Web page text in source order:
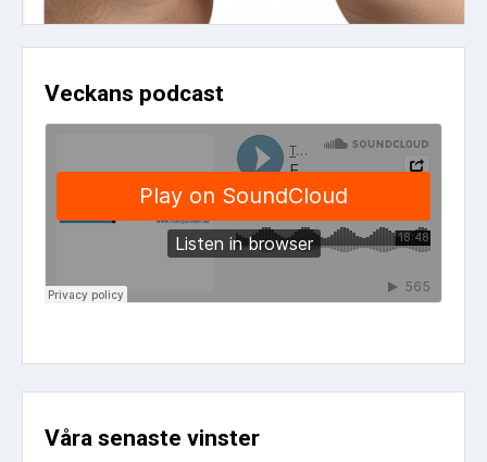
Veckans podcast
Våra senaste vinster